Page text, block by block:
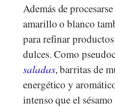
Además de
amarillo o blanco
para refinar
dulces. Como
saladas, barritas de
energético y
intenso que el